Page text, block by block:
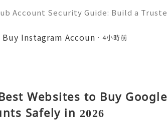
Account Security Guide: Build a
platforms for software
Millions of develo
Buy Instagram Accoun 4小時前
Websites to Buy
Safely in 2026